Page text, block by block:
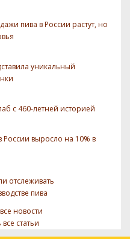
пива в России растут, но
уникальный
с 460-летней историей
России выросло на 10% в
отслеживать
пива
новости
статьи